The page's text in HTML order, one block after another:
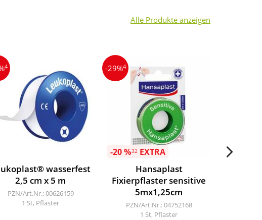
Alle Produkte anzeigen
4
wasserfest
2,5 cm x 5 m
PZN/Art.Nr.: 00626159
1 St, Pflaster
-29%4
-20 %32EXTRA
Hansaplast
Fixierpflaster sensitive
5mx1,25cm
PZN/Art.Nr.: 04752168
1 St, Pflaster
-20 %